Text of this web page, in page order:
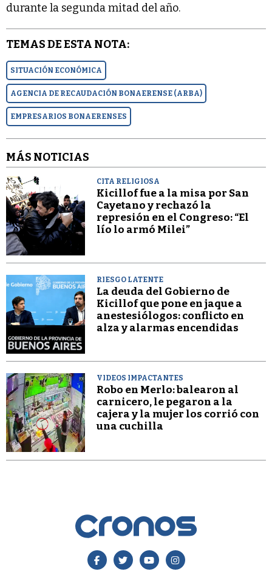
durante la segunda mitad del año.
TEMAS DE ESTA NOTA:
SITUACIÓN ECONÓMICA
AGENCIA DE RECAUDACIÓN BONAERENSE (ARBA)
EMPRESARIOS BONAERENSES
MÁS NOTICIAS
CITA RELIGIOSA
Kicillof fue a la misa por San
Cayetano y rechazó la
represión en el Congreso: “El
lío lo armó Milei”
RIESGO LATENTE
La deuda del Gobierno de
Kicillof que pone en jaque a
anestesiólogos: conflicto en
alza y alarmas encendidas
VIDEOS IMPACTANTES
Robo en Merlo: balearon al
carnicero, le pegaron a la
cajera y la mujer los corrió con
una cuchilla